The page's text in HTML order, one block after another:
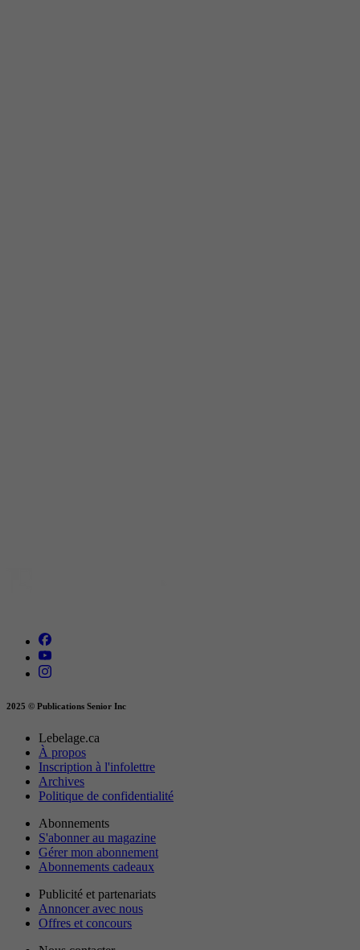
2025 © Publications Senior Inc
Lebelage.ca
À propos
Inscription à l'infolettre
Archives
Politique de confidentialité
Abonnements
S'abonner au magazine
Gérer mon abonnement
Abonnements cadeaux
Publicité et partenariats
Annoncer avec nous
Offres et concours